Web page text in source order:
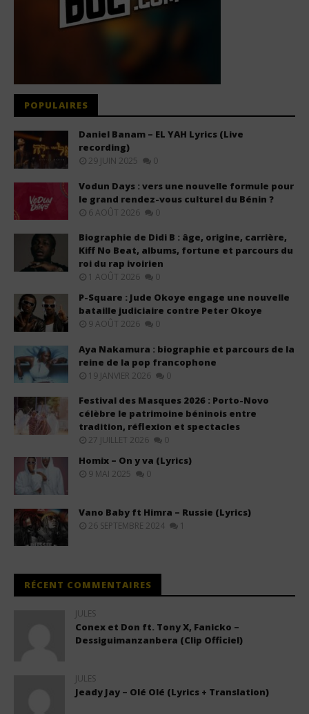
POPULAIRES
Daniel Banam – EL YAH Lyrics (Live
recording)
29 JUIN 2025 0
Vodun Days : vers une nouvelle formule pour
le grand rendez-vous culturel du Bénin ?
6 AOÛT 2026 0
Biographie de Didi B : âge, origine, carrière,
Kiff No Beat, albums, fortune et parcours du
roi du rap ivoirien
1 AOÛT 2026 0
P-Square : Jude Okoye engage une nouvelle
bataille judiciaire contre Peter Okoye
9 AOÛT 2026 0
Aya Nakamura : biographie et parcours de la
reine de la pop francophone
19 JANVIER 2026 0
Festival des Masques 2026 : Porto-Novo
célèbre le patrimoine béninois entre
tradition, réflexion et spectacles
27 JUILLET 2026 0
Homix – On y va (Lyrics)
9 MAI 2025 0
Vano Baby ft Himra – Russie (Lyrics)
26 SEPTEMBRE 2024 1
RÉCENT COMMENTAIRES
JULES
Conex et Don ft. Tony X, Fanicko –
Dessiguimanzanbera (Clip Officiel)
JULES
Jeady Jay – Olé Olé (Lyrics + Translation)